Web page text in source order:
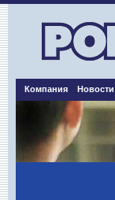
Компания Новости